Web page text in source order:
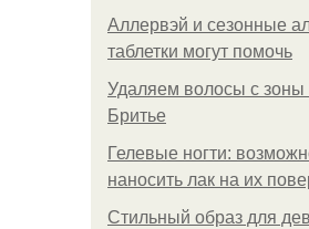
Аллервэй и сезонные
таблетки могут помочь
Удаляем волосы с зоны
Бритье
Гелевые ногти:
наносить лак на их
Стильный образ для